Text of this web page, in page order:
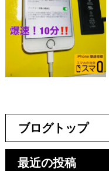
ブログトップ
最近の投稿